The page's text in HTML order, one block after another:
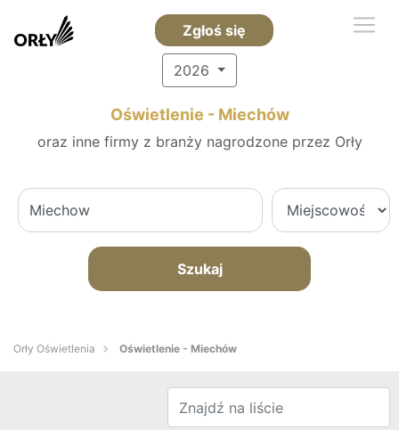
Zgłoś się
2026
Oświetlenie - Miechów
oraz inne firmy z branży nagrodzone przez Orły
Szukaj
Orły Oświetlenia Oświetlenie - Miechów